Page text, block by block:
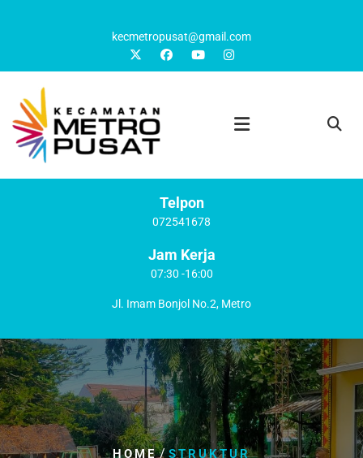
kecmetropusat@gmail.com
Telpon
072541678
Jam Kerja
07:30 -16:00
Jl. Imam Bonjol No.2, Metro
HOME/STRUKTUR